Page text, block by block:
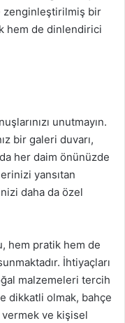
zenginleştirilmiş bir
hem de dinlendirici
unutmayın.
bir galeri duvarı,
da her daim önünüzde
yansıtan
daha da özel
hem pratik hem de
İhtiyaçları
malzemeleri tercih
dikkatli olmak, bahçe
ve kişisel